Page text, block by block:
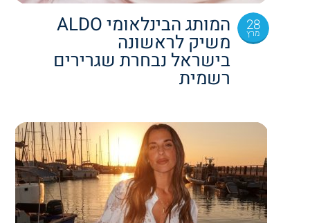
28
מרץ המותג הבינלאומי ALDO
משיק לראשונה
בישראל נבחרת שגרירים
רשמית